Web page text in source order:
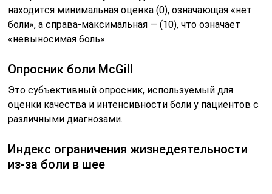
находится минимальная оценка (0), означающая «нет
боли», а справа-максимальная — (10), что означает
«невыносимая боль».
Опросник боли McGill
Это субъективный опросник, используемый для
оценки качества и интенсивности боли у пациентов с
различными диагнозами.
Индекс ограничения жизнедеятельности
из-за боли в шее